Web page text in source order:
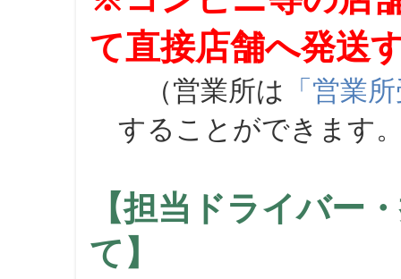
て直接店舗へ発送
（営業所は 「営業
することができます
【担当ドライバー
て】